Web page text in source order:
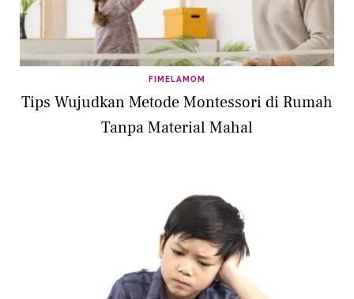
FIMELAMOM
Tips Wujudkan Metode Montessori di Rumah
Tanpa Material Mahal